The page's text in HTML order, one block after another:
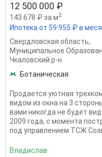
12 500 000 ₽
143 678 ₽ за м2
Ипотека от 59 955 ₽ в
Свердловская область,
Муниципальное
Чкаловский р-н
Ботаническая
Продается уютная
видом из окна на 3
вами никогда не будет
2009 года, с момента
под управлением ТСЖ
Владислав